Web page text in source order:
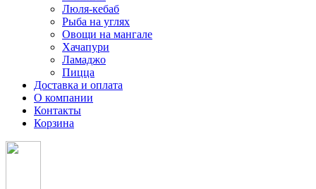
Люля-кебаб
Рыба на углях
Овощи на мангале
Хачапури
Ламаджо
Пицца
Доставка и оплата
О компании
Контакты
Корзина